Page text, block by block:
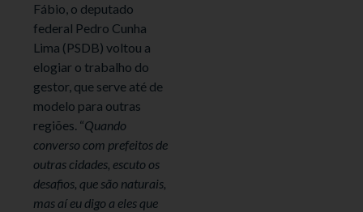
Fábio, o deputado
federal Pedro Cunha
Lima (PSDB) voltou a
elogiar o trabalho do
gestor, que serve até de
modelo para outras
regiões. “Quando
converso com prefeitos de
outras cidades, escuto os
desafios, que são naturais,
mas aí eu digo a eles que